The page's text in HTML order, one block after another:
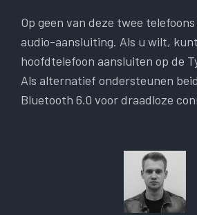
Op geen van deze twee
audio-aansluiting. Als u wilt,
hoofdtelefoon aansluiten op de
Als alternatief ondersteunen
Bluetooth 6.0 voor draadloze